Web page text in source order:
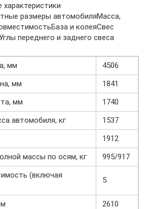
размеры автомобиляМасса,
и колеяСвес
переднего и заднего свеса
мм
4506
мм
1841
мм
1740
автомобиля, кг
1537
1912
массы по осям, кг
995/917
(включая
5
2610